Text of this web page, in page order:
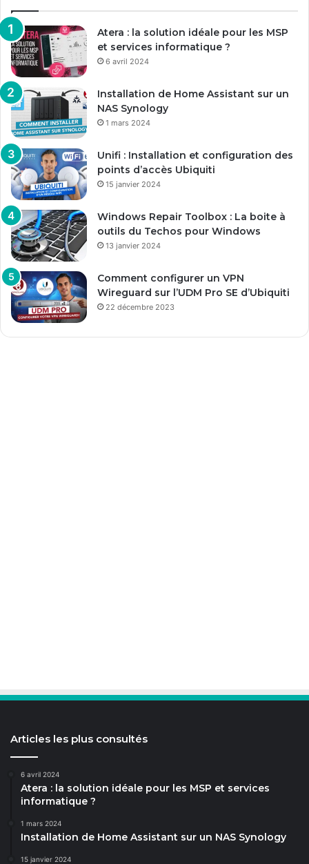
Atera : la solution idéale pour les MSP
et services informatique ?
6 avril 2024
Installation de Home Assistant sur un
NAS Synology
1 mars 2024
Unifi : Installation et configuration des
points d’accès Ubiquiti
15 janvier 2024
Windows Repair Toolbox : La boite à
outils du Techos pour Windows
13 janvier 2024
Comment configurer un VPN
Wireguard sur l’UDM Pro SE d’Ubiquiti
22 décembre 2023
Articles les plus consultés
6 avril 2024
Atera : la solution idéale pour les MSP et services
informatique ?
1 mars 2024
Installation de Home Assistant sur un NAS Synology
15 janvier 2024